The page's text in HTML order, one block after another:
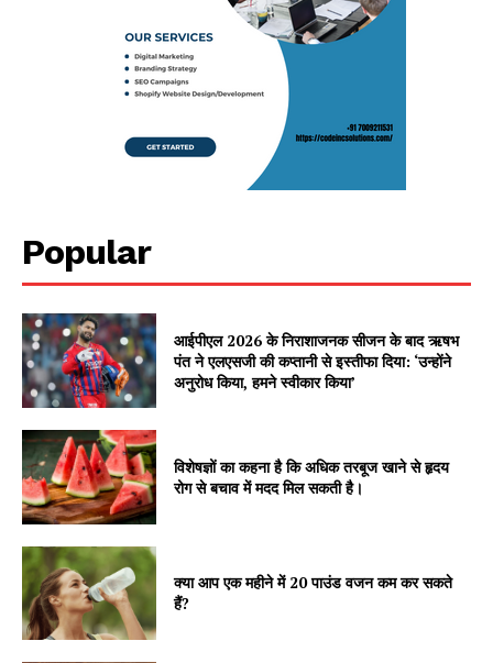
Popular
आईपीएल 2026 के निराशाजनक सीजन के बाद ऋषभ
पंत ने एलएसजी की कप्तानी से इस्तीफा दिया: ‘उन्होंने
अनुरोध किया, हमने स्वीकार किया’
विशेषज्ञों का कहना है कि अधिक तरबूज खाने से हृदय
रोग से बचाव में मदद मिल सकती है।
क्या आप एक महीने में 20 पाउंड वजन कम कर सकते
हैं?